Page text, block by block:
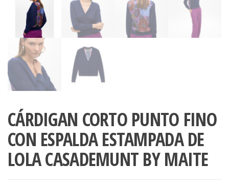
CÁRDIGAN CORTO PUNTO FINO
CON ESPALDA ESTAMPADA DE
LOLA CASADEMUNT BY MAITE